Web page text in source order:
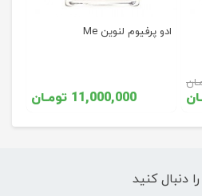
ادو پرفیوم لنوین Me
11,000,000 تومـان
دنبال کنید